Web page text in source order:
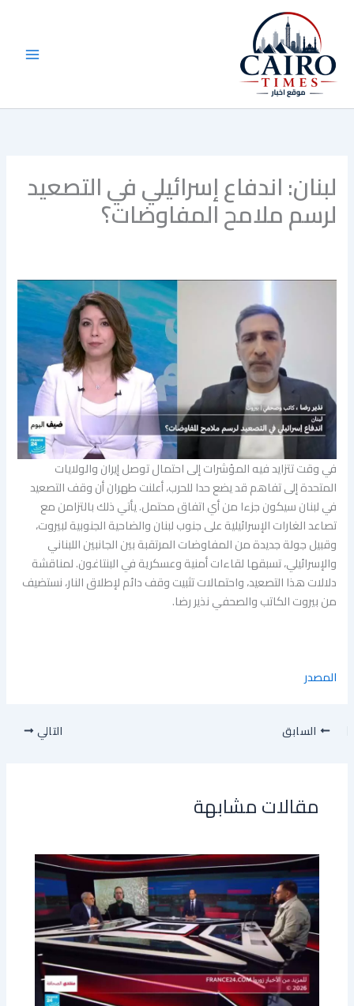
المحتوى
لبنان: اندفاع إسرائيلي في التصعيد
لرسم ملامح المفاوضات؟
في وقت تتزايد فيه المؤشرات إلى احتمال توصل إيران والولايات
المتحدة إلى تفاهم قد يضع حدا للحرب، أعلنت طهران أن وقف التصعيد
في لبنان سيكون جزءا من أي اتفاق محتمل. يأتي ذلك بالتزامن مع
تصاعد الغارات الإسرائيلية على جنوب لبنان والضاحية الجنوبية لبيروت،
وقبيل جولة جديدة من المفاوضات المرتقبة بين الجانبين اللبناني
والإسرائيلي، تسبقها لقاءات أمنية وعسكرية في البنتاغون. لمناقشة
دلالات هذا التصعيد، واحتمالات تثبيت وقف دائم لإطلاق النار، نستضيف
من بيروت الكاتب والصحفي نذير رضا.
المصدر
السابق التالي
مقالات مشابهة